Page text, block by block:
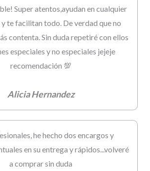
Super atentos,ayudan en cualquier
y te facilitan todo. De verdad que no
contenta. Sin duda repetiré con ellos
especiales y no especiales jejeje
recomendación 💯
Alicia Hernandez
he hecho dos encargos y
en su entrega y rápidos...volveré
a comprar sin duda